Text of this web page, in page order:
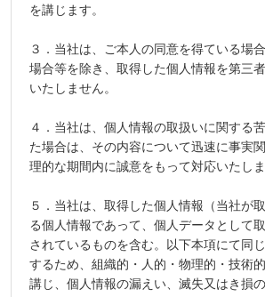
を講じます。
３．当社は、ご本人の同意を得ている場
場合等を除き、取得した個人情報を第三
いたしません。
４．当社は、個人情報の取扱いに関する
た場合は、その内容について迅速に事実
理的な期間内に誠意をもって対応いたしま
５．当社は、取得した個人情報（当社が
る個人情報であって、個人データとして
されているものを含む。以下本項にて同
するため、組織的・人的・物理的・技術
講じ、個人情報の漏えい、滅失又はき損